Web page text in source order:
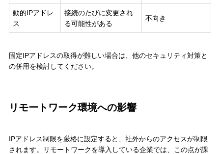
動的IPアドレ
ス
接続のたびに変更され
る可能性がある
不向き
固定IPアドレスの取得が難しい場合は、他のセキュリティ対策と
の併用を検討してください。
リモートワーク環境への影響
IPアドレス制限を厳格に設定すると、社外からのアクセスが制限
されます。リモートワークを導入している企業では、この点が課